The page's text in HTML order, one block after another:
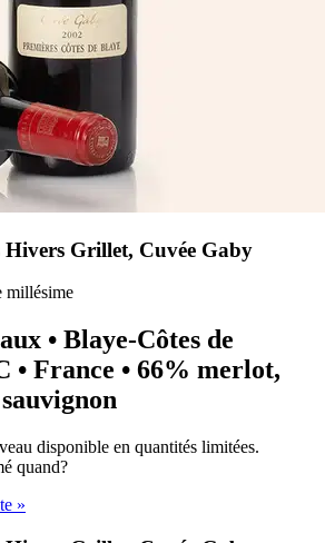
Hivers Grillet, Cuvée Gaby
millésime
• Blaye-Côtes de
• France • 66% merlot,
disponible en quantités limitées.
quand?
»